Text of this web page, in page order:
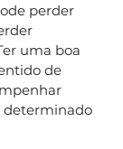
perder
uma boa
de
determinado